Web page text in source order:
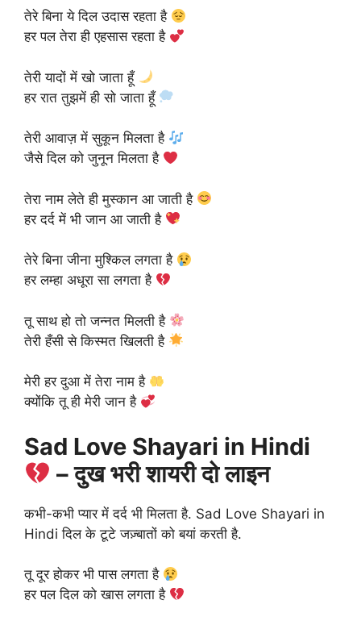
तेरे बिना ये दिल उदास रहता है
हर पल तेरा ही एहसास रहता है
तेरी यादों में खो जाता हूँ
हर रात तुझमें ही सो जाता हूँ
तेरी आवाज़ में सुकून मिलता है
जैसे दिल को जुनून मिलता है
तेरा नाम लेते ही मुस्कान आ जाती है
हर दर्द में भी जान आ जाती है
तेरे बिना जीना मुश्किल लगता है
हर लम्हा अधूरा सा लगता है
तू साथ हो तो जन्नत मिलती है
तेरी हँसी से किस्मत खिलती है
मेरी हर दुआ में तेरा नाम है
क्योंकि तू ही मेरी जान है
Sad Love Shayari in Hindi
– दुख भरी शायरी दो लाइन
कभी-कभी प्यार में दर्द भी मिलता है. Sad Love Shayari in
Hindi दिल के टूटे जज़्बातों को बयां करती है.
तू दूर होकर भी पास लगता है
हर पल दिल को खास लगता है